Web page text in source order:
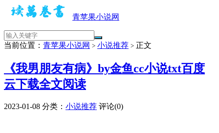
青苹果小说网
当前位置： 青苹果小说网 > 小说推荐 > 正文
《我男朋友有病》by金鱼cc小说txt百度
云下载全文阅读
2023-01-08 分类： 小说推荐 评论(0)